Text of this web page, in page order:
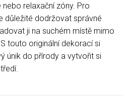
relaxační zóny. Pro
důležité dodržovat správné
ji na suchém místě mimo
touto originální dekorací si
únik do přírody a vytvořit si